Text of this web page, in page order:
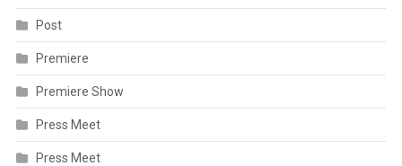
Post
Premiere
Premiere Show
Press Meet
Press Meet